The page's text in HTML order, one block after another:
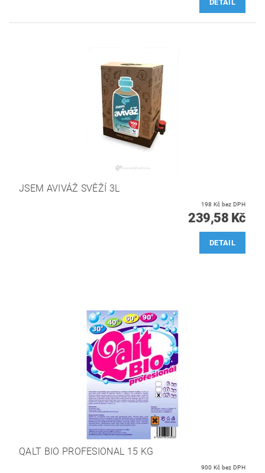
DETAIL
JSEM AVIVÁŽ SVĚŽÍ 3L
198 Kč bez DPH
239,58 Kč
DETAIL
QALT BIO PROFESIONAL 15 KG
900 Kč bez DPH